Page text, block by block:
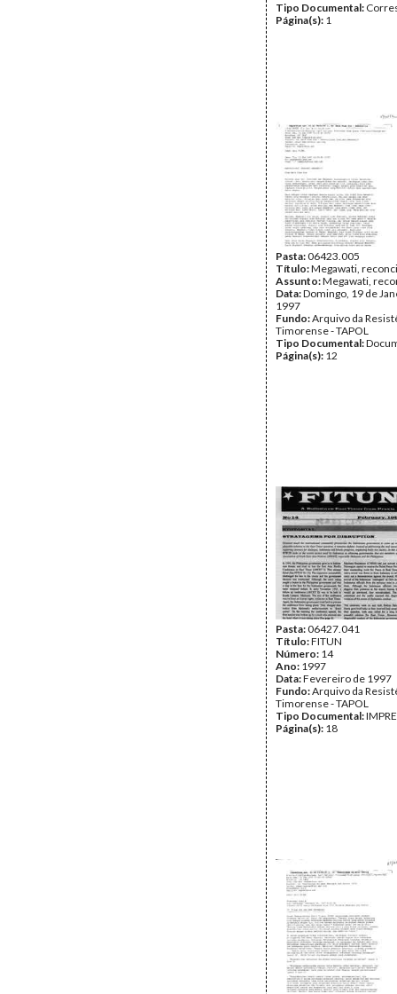
Tipo Documental:
Página(s): 1
Pasta:06423.005
Título:Megawati,
Assunto:Megawati,
Data:Domingo, 19 de
1997
Fundo:Arquivo da
Timorense - TAPOL
Tipo Documental:
Página(s): 12
Pasta:06427.041
Título:FITUN
Número: 14
Ano: 1997
Data:Fevereiro de 1997
Fundo:Arquivo da
Timorense - TAPOL
Tipo Documental:
Página(s): 18